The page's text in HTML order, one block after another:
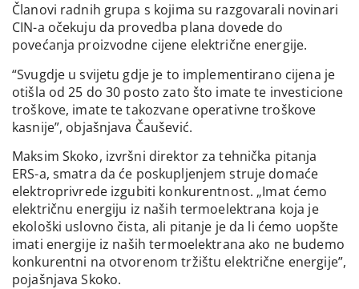
Članovi radnih grupa s kojima su razgovarali novinari
CIN-a očekuju da provedba plana dovede do
povećanja proizvodne cijene električne energije.
“Svugdje u svijetu gdje je to implementirano cijena je
otišla od 25 do 30 posto zato što imate te investicione
troškove, imate te takozvane operativne troškove
kasnije”, objašnjava Čaušević.
Maksim Skoko, izvršni direktor za tehnička pitanja
ERS-a, smatra da će poskupljenjem struje domaće
elektroprivrede izgubiti konkurentnost. „Imat ćemo
električnu energiju iz naših termoelektrana koja je
ekološki uslovno čista, ali pitanje je da li ćemo uopšte
imati energije iz naših termoelektrana ako ne budemo
konkurentni na otvorenom tržištu električne energije”,
pojašnjava Skoko.